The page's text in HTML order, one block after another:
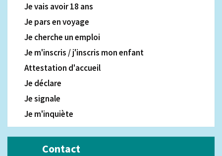
Je vais avoir 18 ans
Je pars en voyage
Je cherche un emploi
Je m'inscris / j'inscris mon enfant
Attestation d'accueil
Je déclare
Je signale
Je m'inquiète
Contact